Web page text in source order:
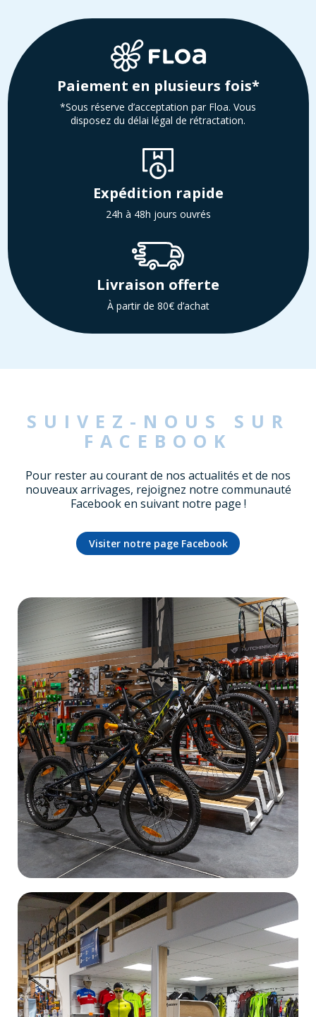
Paiement en plusieurs fois*
*Sous réserve d’acceptation par Floa. Vous
disposez du délai légal de rétractation.
Expédition rapide
24h à 48h jours ouvrés
Livraison offerte
À partir de 80€ d’achat
SUIVEZ-NOUS SUR
FACEBOOK
Pour rester au courant de nos actualités et de nos
nouveaux arrivages, rejoignez notre communauté
Facebook en suivant notre page !
Visiter notre page Facebook